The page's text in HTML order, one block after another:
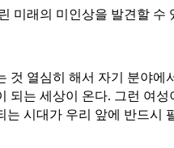
미래의 미인상을 발견할 수
것 열심히 해서 자기 분야에
되는 세상이 온다. 그런 여
는 시대가 우리 앞에 반드시